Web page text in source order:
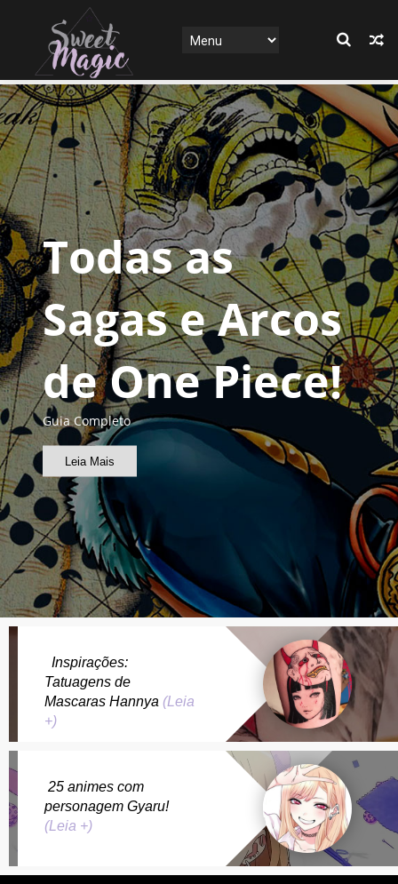
Todas as
Sagas e Arcos
de One Piece!
Guia Completo
Leia Mais
Inspirações:
Tatuagens de
Mascaras Hannya (Leia
+)
25 animes com
personagem Gyaru!
(Leia +)